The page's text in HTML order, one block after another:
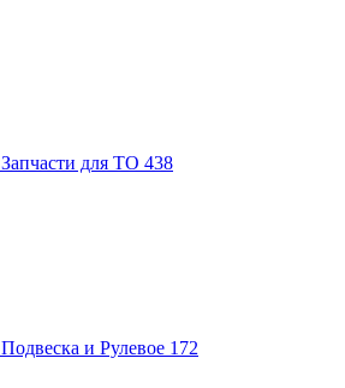
Запчасти для ТО 438
Подвеска и Рулевое 172